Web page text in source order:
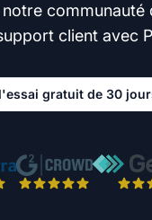
notre
client avec
gratuit de 30